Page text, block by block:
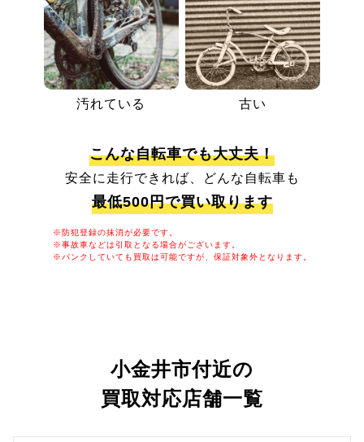
汚れている 古い
こんな自転車でも大丈夫！
安全に走行できれば、どんな自転車も
最低500円で買い取ります
※防犯登録の抹消が必要です。
※事故車などは引取となる場合がございます。
※パンクしていても買取は可能ですが、保証対象外となります。
小金井市付近の
買取対応店舗一覧